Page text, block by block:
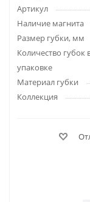
Артикул
Наличие магнита
Размер губки, мм
Количество губок
упаковке
Материал губки
Коллекция